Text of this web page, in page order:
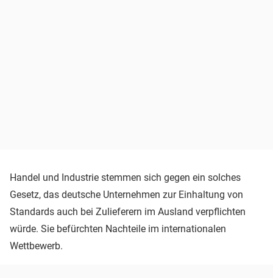
Handel und Industrie stemmen sich gegen ein solches
Gesetz, das deutsche Unternehmen zur Einhaltung von
Standards auch bei Zulieferern im Ausland verpflichten
würde. Sie befürchten Nachteile im internationalen
Wettbewerb.